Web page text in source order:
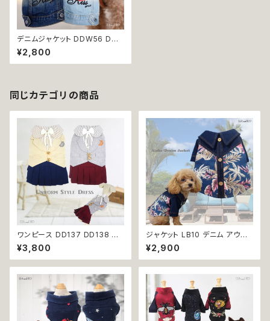
デニムジャケット DDW56 DD
W57 アウター ブルー 赤 キスマ
ーク KISS 唇 小型犬 犬 猫 ペッ
ト 服 犬服 猫服 返品交換不可
¥2,800
同じカテゴリの商品
ワンピース DD137 DD138 ド
レス スカート 制服風 フォーマル
リボン ストライプ ドッグウェア
犬 猫 ペット 服 犬服 猫服 犬の
クール シャツ 返品交換不可
¥3,800
ジャケット LB10 デニム アウタ
ー ボタニカル 花柄 シャツ ステ
ッチ ヤシ 小型犬 犬 猫 ペット 服
犬服 返品交換不可
¥2,900